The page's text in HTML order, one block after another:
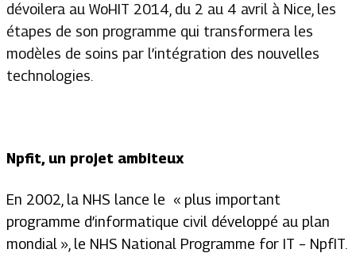
dévoilera au WoHIT 2014, du 2 au 4 avril à Nice, les
étapes de son programme qui transformera les
modèles de soins par l’intégration des nouvelles
technologies.
Npfit, un projet ambiteux
En 2002, la NHS lance le « plus important
programme d’informatique civil développé au plan
mondial », le NHS National Programme for IT – NpfIT.